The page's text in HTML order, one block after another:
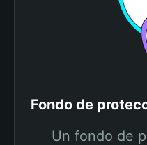
Fondo de
Un fondo de